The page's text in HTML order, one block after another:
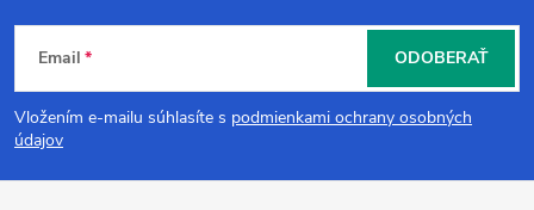
Z
á
p
Email
Vložením e-mailu súhlasíte s podmienkami ochrany osobných
údajov
ODOBERAŤ